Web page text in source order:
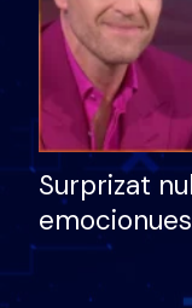
Surprizat
nëna dhe
nuk i